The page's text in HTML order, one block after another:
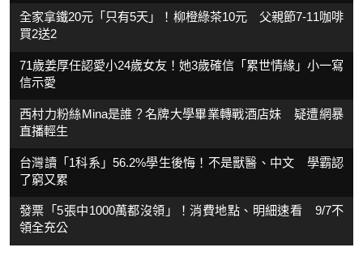
全家拿鐵20元「只有5天」！柳橙綠茶10元 父親節7-11咖啡
買2送2
71歲姜厚任認愛小24歲女友！她3歲確信「累世情緣」小一寫
信示愛
西村力粉絲Mina是誰？名牌大學畢業轉戰酒店妹 疑遭網暴
直播輕生
台灣讀「1科系」56.2%學生後悔！不是獸醫、中文 學霸認
了窮又累
發票「5張中1000萬都沒領」！消費地點、明細速看 9/7不
領全充公